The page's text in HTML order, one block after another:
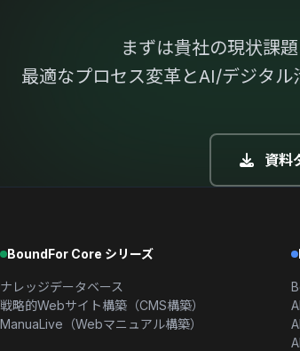
まずは貴社の現状課
最適なプロセス変革とAI/デジタル
資料
BoundFor Core シリーズ
ナレッジデータベース
戦略的Webサイト構築（CMS構築）
ManuaLive（Webマニュアル構築）